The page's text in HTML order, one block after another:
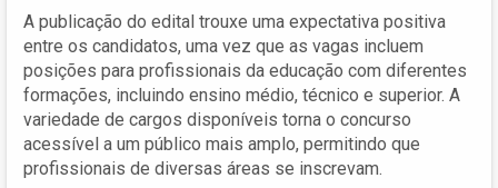
A publicação do edital trouxe uma expectativa positiva
entre os candidatos, uma vez que as vagas incluem
posições para profissionais da educação com diferentes
formações, incluindo ensino médio, técnico e superior. A
variedade de cargos disponíveis torna o concurso
acessível a um público mais amplo, permitindo que
profissionais de diversas áreas se inscrevam.